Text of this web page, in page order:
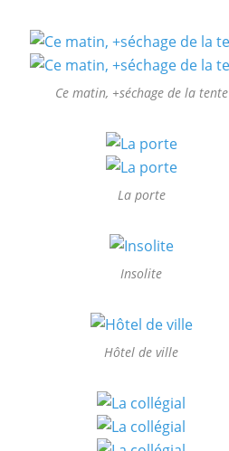
Ce matin, +séchage de la tente
La porte
Insolite
Hôtel de ville